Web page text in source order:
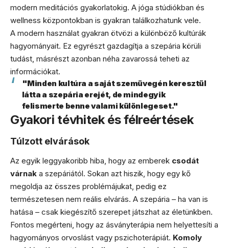
modern meditációs gyakorlatokig. A jóga stúdiókban és
wellness központokban is gyakran találkozhatunk vele.
A modern használat gyakran ötvözi a különböző kultúrák
hagyományait. Ez egyrészt gazdagítja a szepária körüli
tudást, másrészt azonban néha zavarossá teheti az
információkat.
"Minden kultúra a saját szemüvegén keresztül
látta a szepária erejét, de mindegyik
felismerte benne valami különlegeset."
Gyakori tévhitek és félreértések
Túlzott elvárások
Az egyik leggyakoribb hiba, hogy az emberek csodát
várnak a szepáriától. Sokan azt hiszik, hogy egy kő
megoldja az összes problémájukat, pedig ez
természetesen nem reális elvárás. A szepária – ha van is
hatása – csak kiegészítő szerepet játszhat az életünkben.
Fontos megérteni, hogy az ásványterápia nem helyettesíti a
hagyományos orvoslást vagy pszichoterápiát. Komoly